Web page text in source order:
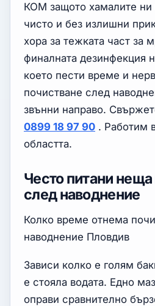
КОМ защото хамалите ни
чисто и без излишни
хора за тежката част за
финалната дезинфекция
което пести време и
почистване след
звънни направо.
0899 18 97 90 . Работим
областта.
Често питани неща
след наводнение
Колко време отнема
наводнение Пловдив
Зависи колко е голям
е стояла водата. Едно
оправи сравнително